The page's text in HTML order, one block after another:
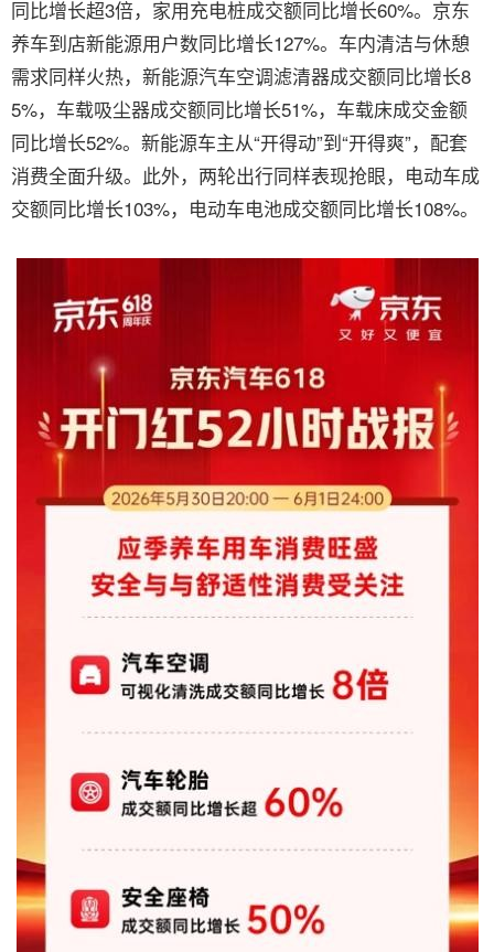
同比增长超3倍，家用充电桩成交额同比增长60%。京东
养车到店新能源用户数同比增长127%。车内清洁与休憩
需求同样火热，新能源汽车空调滤清器成交额同比增长8
5%，车载吸尘器成交额同比增长51%，车载床成交金额
同比增长52%。新能源车主从“开得动”到“开得爽”，配套
消费全面升级。此外，两轮出行同样表现抢眼，电动车成
交额同比增长103%，电动车电池成交额同比增长108%。